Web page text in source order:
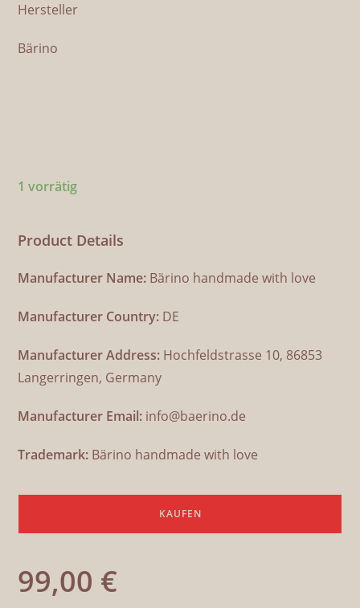
Hersteller
Bärino
1 vorrätig
Product Details
Manufacturer Name: Bärino handmade with love
Manufacturer Country: DE
Manufacturer Address: Hochfeldstrasse 10, 86853
Langerringen, Germany
Manufacturer Email: info@baerino.de
Trademark: Bärino handmade with love
KAUFEN
99,00 €